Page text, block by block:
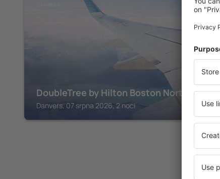
DoubleTree by Hilton Boston North Shore
Danvers, 07 srpna 2026, 2 noci